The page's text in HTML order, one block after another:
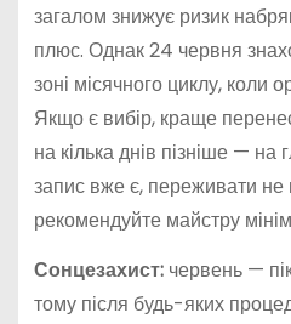
загалом знижує ризик
плюс. Однак 24 червня
зоні місячного циклу, коли
Якщо є вибір, краще
на кілька днів пізніше —
запис вже є, переживати не
рекомендуйте майстру
Сонцезахист:червень —
тому після будь-яких